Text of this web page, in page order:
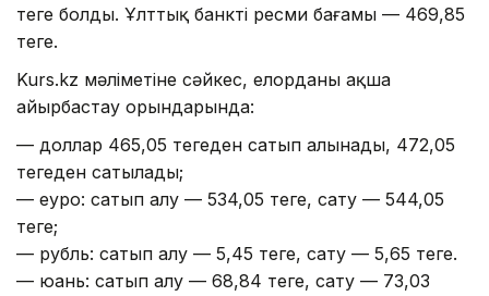
теңге болды. Ұлттық банктің ресми бағамы — 469,85
теңге.
Kurs.kz мәліметіне сәйкес, елорданың ақша
айырбастау орындарында:
— доллар 465,05 теңгеден сатып алынады, 472,05
теңгеден сатылады;
— еуро: сатып алу — 534,05 теңге, сату — 544,05
теңге;
— рубль: сатып алу — 5,45 теңге, сату — 5,65 теңге.
— юань: сатып алу — 68,84 теңге, сату — 73,03